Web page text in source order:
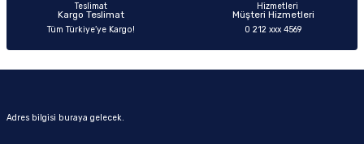
Kargo Teslimat
Tüm Türkiye’ye Kargo!
Müşteri Hizmetleri
0 212 xxx 4569
Adres bilgisi buraya gelecek.